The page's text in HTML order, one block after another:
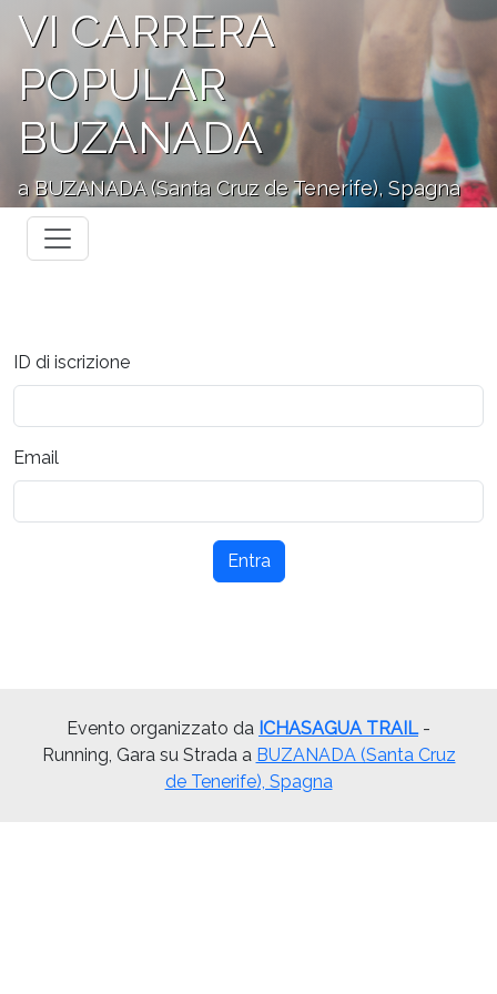
VI CARRERA
POPULAR
BUZANADA
a BUZANADA (Santa Cruz de Tenerife), Spagna
ID di iscrizione
Email
Entra
Evento organizzato da ICHASAGUA TRAIL-
Running, Gara su Strada a BUZANADA (Santa Cruz
de Tenerife), Spagna